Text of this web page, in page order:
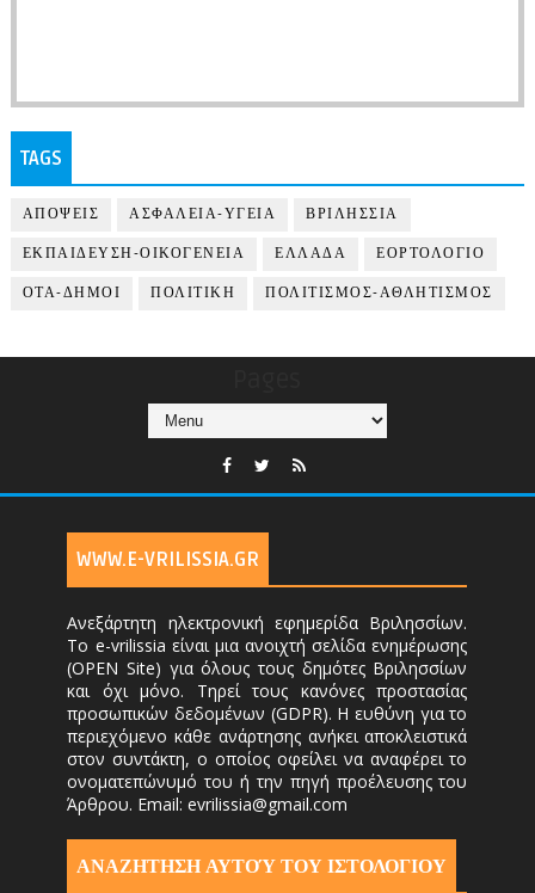
TAGS
ΑΠΟΨΕΙΣ ΑΣΦΑΛΕΙΑ-ΥΓΕΙΑ ΒΡΙΛΗΣΣΙΑ
ΕΚΠΑΙΔΕΥΣΗ-ΟΙΚΟΓΕΝΕΙΑ ΕΛΛΑΔΑ ΕΟΡΤΟΛΟΓΙΟ
ΟΤΑ-ΔΗΜΟΙ ΠΟΛΙΤΙΚΗ ΠΟΛΙΤΙΣΜΟΣ-ΑΘΛΗΤΙΣΜΟΣ
WWW.E-VRILISSIA.GR
Ανεξάρτητη ηλεκτρονική εφημερίδα Βριλησσίων.
Το e-vrilissia είναι μια ανοιχτή σελίδα ενημέρωσης
(OPEN Site) για όλους τους δημότες Βριλησσίων
και όχι μόνο. Τηρεί τους κανόνες προστασίας
προσωπικών δεδομένων (GDPR). Η ευθύνη για το
περιεχόμενο κάθε ανάρτησης ανήκει αποκλειστικά
στον συντάκτη, ο οποίος οφείλει να αναφέρει το
ονοματεπώνυμό του ή την πηγή προέλευσης του
Άρθρου. Email: evrilissia@gmail.com
ΑΝΑΖΗΤΗΣΗ ΑΥΤΟΎ ΤΟΥ ΙΣΤΟΛΟΓΙΟΥ